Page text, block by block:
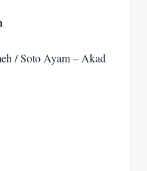
/ Soto Ayam – Akad